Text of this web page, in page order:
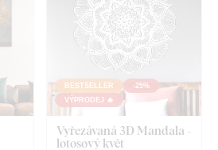
BESTSELLER
-25%
VÝPRODEJ 🔥
Vyřezávaná 3D Mandala -
lotosový květ